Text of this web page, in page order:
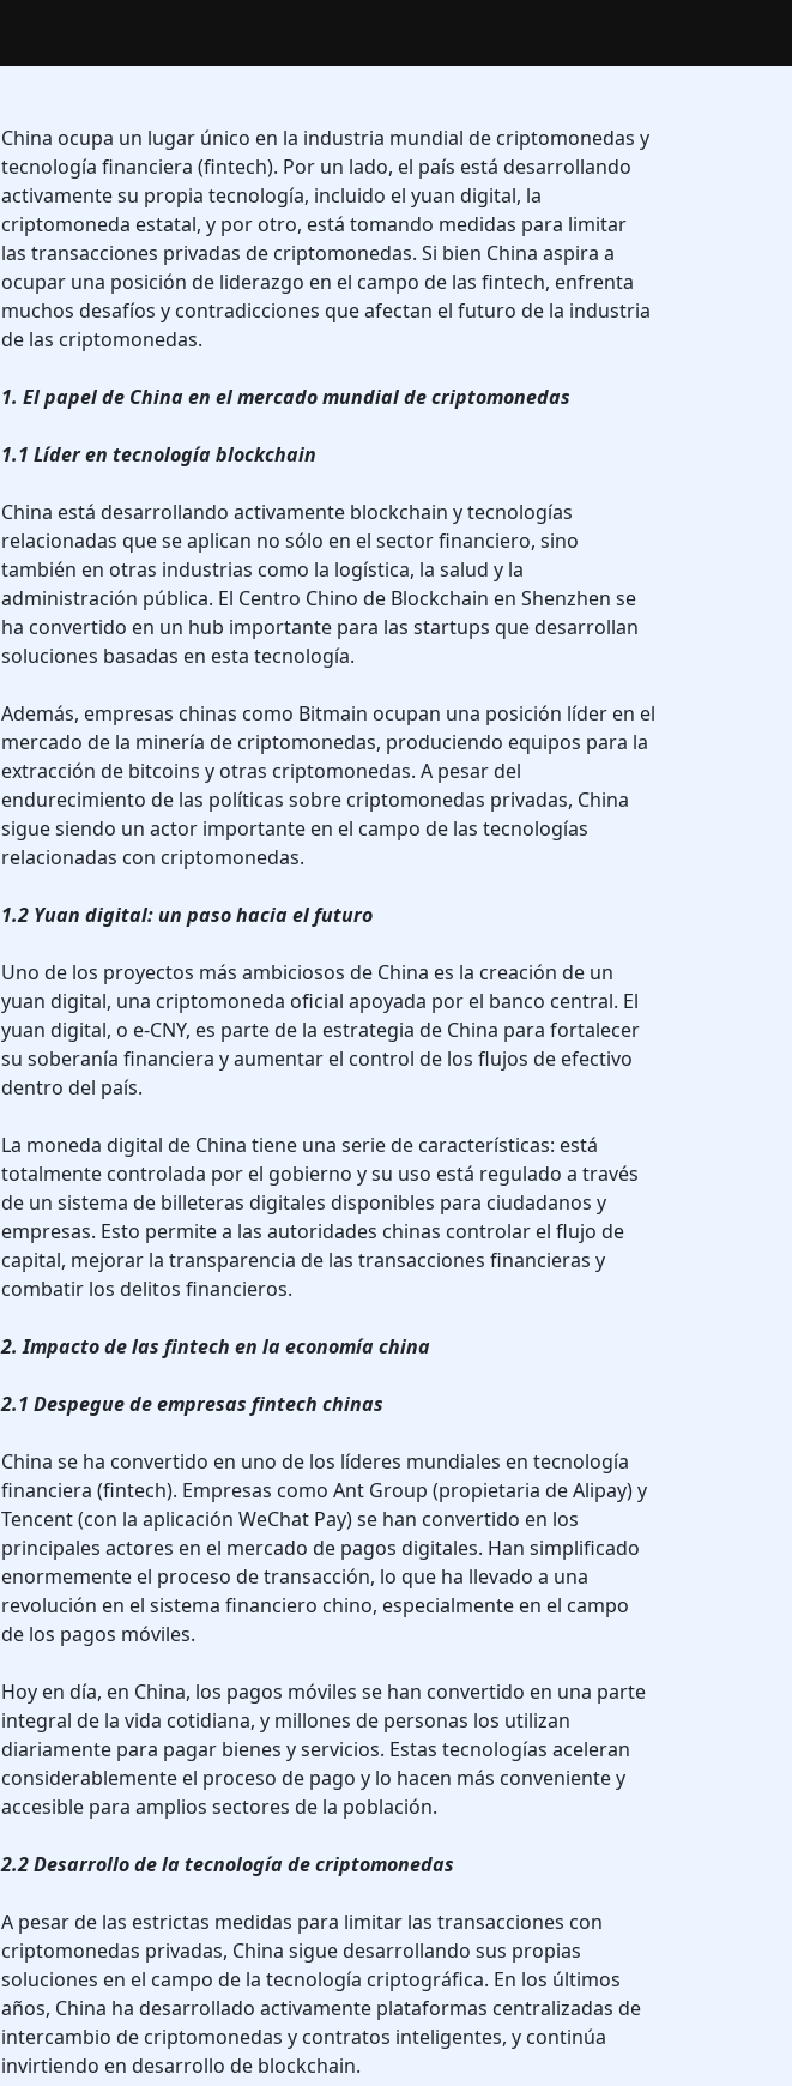
China ocupa un lugar único en la industria mundial de criptomonedas y
tecnología financiera (fintech). Por un lado, el país está desarrollando
activamente su propia tecnología, incluido el yuan digital, la
criptomoneda estatal, y por otro, está tomando medidas para limitar
las transacciones privadas de criptomonedas. Si bien China aspira a
ocupar una posición de liderazgo en el campo de las fintech, enfrenta
muchos desafíos y contradicciones que afectan el futuro de la industria
de las criptomonedas.
1. El papel de China en el mercado mundial de criptomonedas
1.1 Líder en tecnología blockchain
China está desarrollando activamente blockchain y tecnologías
relacionadas que se aplican no sólo en el sector financiero, sino
también en otras industrias como la logística, la salud y la
administración pública. El Centro Chino de Blockchain en Shenzhen se
ha convertido en un hub importante para las startups que desarrollan
soluciones basadas en esta tecnología.
Además, empresas chinas como Bitmain ocupan una posición líder en el
mercado de la minería de criptomonedas, produciendo equipos para la
extracción de bitcoins y otras criptomonedas. A pesar del
endurecimiento de las políticas sobre criptomonedas privadas, China
sigue siendo un actor importante en el campo de las tecnologías
relacionadas con criptomonedas.
1.2 Yuan digital: un paso hacia el futuro
Uno de los proyectos más ambiciosos de China es la creación de un
yuan digital, una criptomoneda oficial apoyada por el banco central. El
yuan digital, o e-CNY, es parte de la estrategia de China para fortalecer
su soberanía financiera y aumentar el control de los flujos de efectivo
dentro del país.
La moneda digital de China tiene una serie de características: está
totalmente controlada por el gobierno y su uso está regulado a través
de un sistema de billeteras digitales disponibles para ciudadanos y
empresas. Esto permite a las autoridades chinas controlar el flujo de
capital, mejorar la transparencia de las transacciones financieras y
combatir los delitos financieros.
2. Impacto de las fintech en la economía china
2.1 Despegue de empresas fintech chinas
China se ha convertido en uno de los líderes mundiales en tecnología
financiera (fintech). Empresas como Ant Group (propietaria de Alipay) y
Tencent (con la aplicación WeChat Pay) se han convertido en los
principales actores en el mercado de pagos digitales. Han simplificado
enormemente el proceso de transacción, lo que ha llevado a una
revolución en el sistema financiero chino, especialmente en el campo
de los pagos móviles.
Hoy en día, en China, los pagos móviles se han convertido en una parte
integral de la vida cotidiana, y millones de personas los utilizan
diariamente para pagar bienes y servicios. Estas tecnologías aceleran
considerablemente el proceso de pago y lo hacen más conveniente y
accesible para amplios sectores de la población.
2.2 Desarrollo de la tecnología de criptomonedas
A pesar de las estrictas medidas para limitar las transacciones con
criptomonedas privadas, China sigue desarrollando sus propias
soluciones en el campo de la tecnología criptográfica. En los últimos
años, China ha desarrollado activamente plataformas centralizadas de
intercambio de criptomonedas y contratos inteligentes, y continúa
invirtiendo en desarrollo de blockchain.